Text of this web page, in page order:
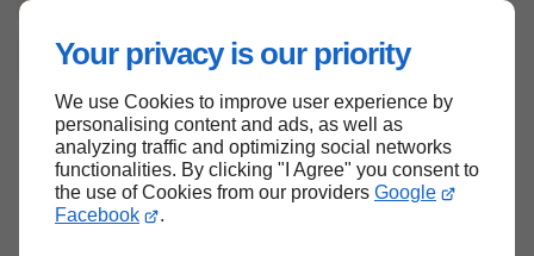
Your privacy is our priority
We use Cookies to improve user experience by
personalising content and ads, as well as
analyzing traffic and optimizing social networks
functionalities. By clicking "I Agree" you consent to
the use of Cookies from our providers Google
Facebook
.
08h - 20h
Sam - Dim :
Haut de page